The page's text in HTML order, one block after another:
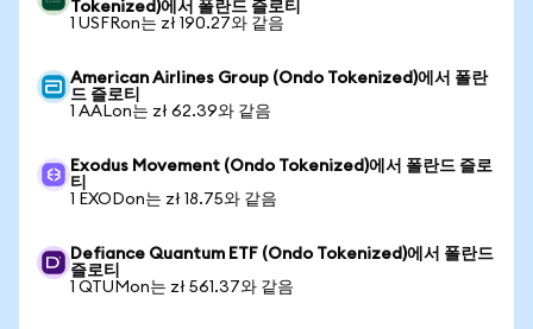
Tokenized)에서 폴란드 즐로티
1 USFRon는 zł 190.27와 같음
American Airlines Group (Ondo Tokenized)에서 폴란
드 즐로티
1 AALon는 zł 62.39와 같음
Exodus Movement (Ondo Tokenized)에서 폴란드 즐로
티
1 EXODon는 zł 18.75와 같음
Defiance Quantum ETF (Ondo Tokenized)에서 폴란드
즐로티
1 QTUMon는 zł 561.37와 같음